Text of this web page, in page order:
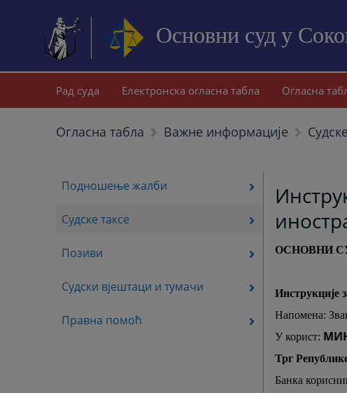
Основни суд у
Рад суда Електронска огласна табла Огласна
Огласна табла Важне информације
Подношење жалби
Судске таксе
Позиви
Судски вјештаци и тумачи
Правна помоћ
ОСНОВНИ
Инструкције
Напомена:
У корист:
Трг
Банка